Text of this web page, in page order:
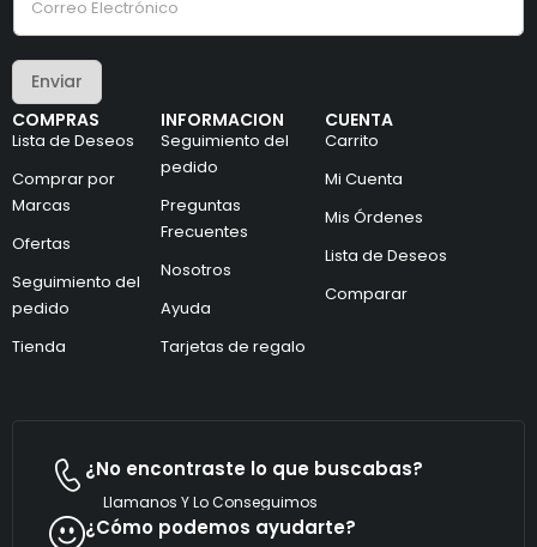
COMPRAS
Lista de Deseos
Comprar por
Marcas
Ofertas
Seguimiento del
pedido
Tienda
INFORMACION
Seguimiento del
pedido
Preguntas
Frecuentes
Nosotros
Ayuda
Tarjetas de regalo
CUENTA
Carrito
Mi Cuenta
Mis Órdenes
Lista de Deseos
Comparar
c
r
n
i
c
o
C
o
r
e
o
C
r
e
e
l
e
t
r
n
c
o
Enviar
¿No encontraste lo que buscabas?
Llamanos Y Lo Conseguimos
¿Cómo podemos ayudarte?